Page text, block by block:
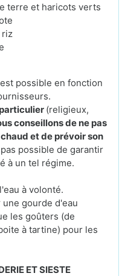
terre et haricots verts
riz
possible en fonction
(religieux,
conseillons de ne pas
et de prévoir son
possible de garantir
à un tel régime.
à volonté.
gourde d'eau
les goûters (de
à tartine) pour les
ET SIESTE